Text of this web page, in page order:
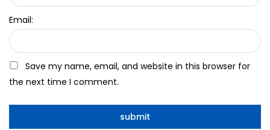
Email:
Save my name, email, and website in this browser for
the next time I comment.